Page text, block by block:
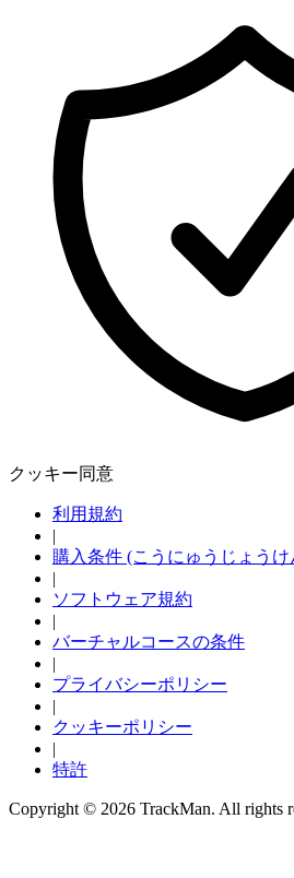
クッキー同意
利用規約
|
購入条件 (こうにゅうじょうけ
|
ソフトウェア規約
|
バーチャルコースの条件
|
プライバシーポリシー
|
クッキーポリシー
|
特許
Copyright © 2026 TrackMan. All rights